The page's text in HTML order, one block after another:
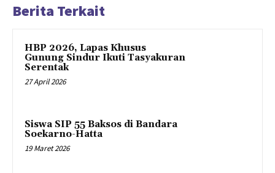
Berita Terkait
HBP 2026, Lapas Khusus
Gunung Sindur Ikuti Tasyakuran
Serentak
27 April 2026
Siswa SIP 55 Baksos di Bandara
Soekarno-Hatta
19 Maret 2026